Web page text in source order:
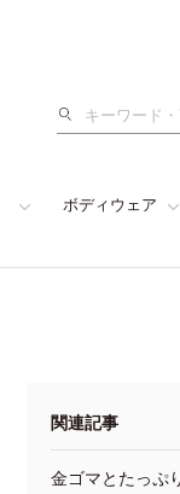
検
ボディウェア
関連記事
金ゴマとたっぷ